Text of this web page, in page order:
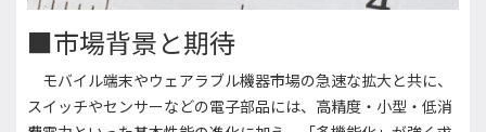
■市場背景と期待
モバイル端末やウェアラブル機器市場の急速な拡大と共に、
スイッチやセンサーなどの電子部品には、高精度・小型・低消